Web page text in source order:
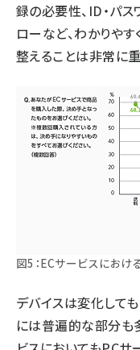
録の必要性、ID・パ
ローなど、わかりや
整えることは非常に
図5：ECサービスにお
デバイスは変化して
には普遍的な部分も